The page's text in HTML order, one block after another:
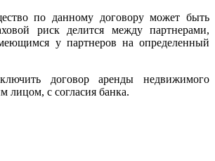
по данному договору может быть
риск делится между партнерами,
у партнеров на определенный
договор аренды недвижимого
лицом, с согласия банка.